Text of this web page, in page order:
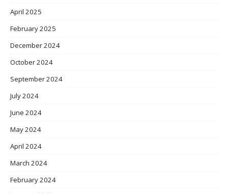
April 2025
February 2025
December 2024
October 2024
September 2024
July 2024
June 2024
May 2024
April 2024
March 2024
February 2024